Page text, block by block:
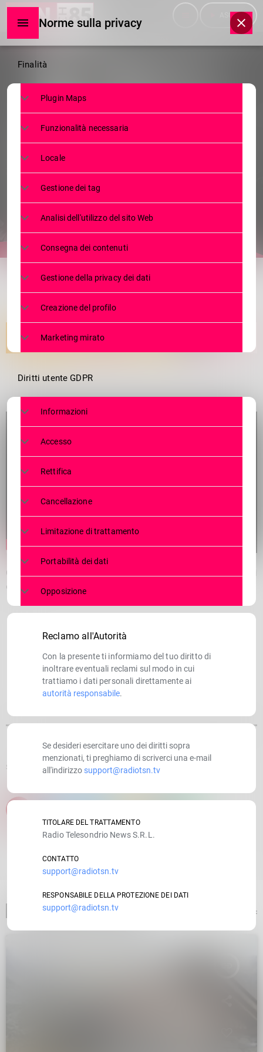
ASCOLTA
SERVIZI
GATTO GETTATO IN UN CESTINO A
MORBEGNO. MILLE EURO A CHI
DIRÀ CHI È STATO
today 6 MAGGIO 2024 104 1
Gatto gettato in un cestino a Morbegno. Mille euro a chi dirà chi
è stato
SCRITTO DA:RADIOTSN
ARTICOLO PRECEDENTE
Norme sulla privacy
Norme
sulla
privacy
Finalità
Plugin Maps
Funzionalità necessaria
Locale
Gestione dei tag
Analisi dell'utilizzo del sito Web
Consegna dei contenuti
Gestione della privacy dei dati
Creazione del profilo
Marketing mirato
Diritti utente GDPR
Informazioni
Accesso
Rettifica
Cancellazione
Limitazione di trattamento
Portabilità dei dati
Opposizione
Reclamo all'Autorità
Con la presente ti informiamo del tuo diritto di
inoltrare eventuali reclami sul modo in cui
trattiamo i dati personali direttamente ai
autorità responsabile.
Se desideri esercitare uno dei diritti sopra
menzionati, ti preghiamo di scriverci una e-mail
all'indirizzo support@radiotsn.tv
TITOLARE DEL TRATTAMENTO
Radio Telesondrio News S.R.L.
CONTATTO
support@radiotsn.tv
RESPONSABILE DELLA PROTEZIONE DEI DATI
support@radiotsn.tv